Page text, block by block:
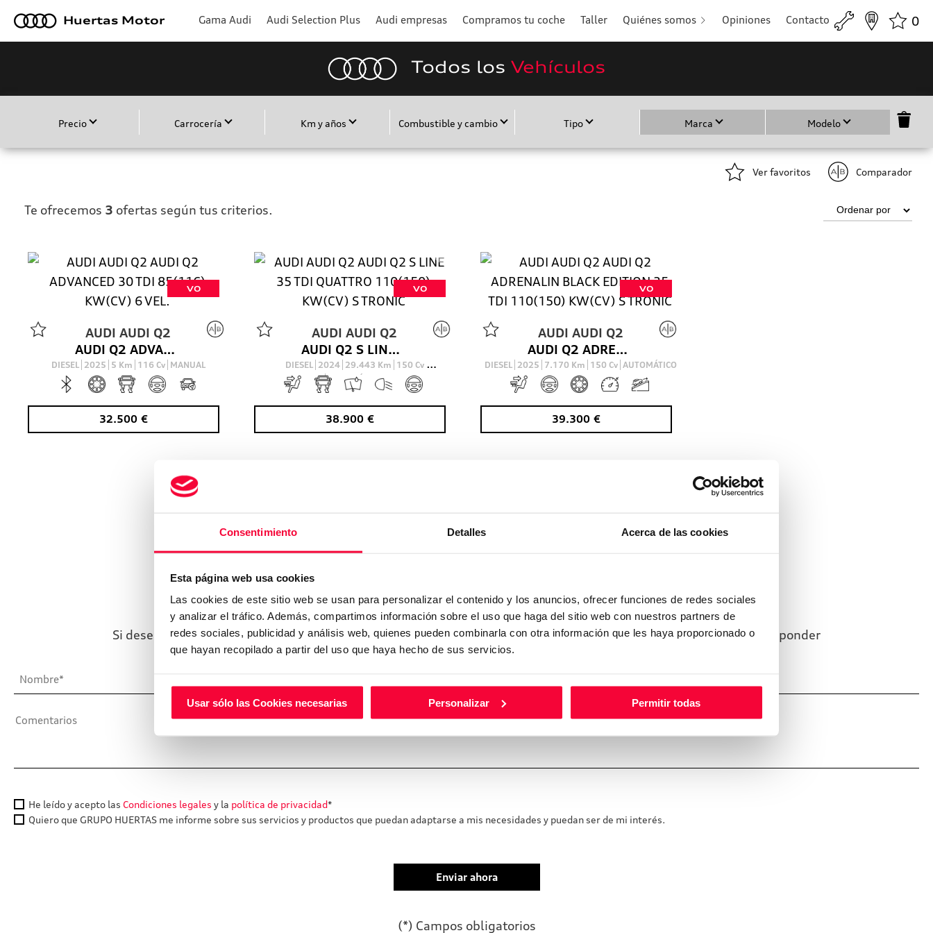
Consentimiento Detalles Acerca de las cookies
Esta página web usa cookies
Las cookies de este sitio web se usan para personalizar el contenido y los anuncios, ofrecer funciones de redes sociales
y analizar el tráfico. Además, compartimos información sobre el uso que haga del sitio web con nuestros partners de
redes sociales, publicidad y análisis web, quienes pueden combinarla con otra información que les haya proporcionado o
que hayan recopilado a partir del uso que haya hecho de sus servicios.
Usar sólo las Cookies necesarias Personalizar Permitir todas
a Huertas Motor Gama Audi Audi Selection Plus Audi empresas Compramos tu coche Taller Quiénes somos Opiniones Contacto 0
Todos los Vehículos
Precio Carrocería Km y años Combustible y cambio Tipo Marca Modelo
Ver favoritos Comparador
Te ofrecemos 3 ofertas según tus criterios.
VO
AUDI AUDI Q2
AUDI Q2 ADVANCED 30 TDI 85(116) KW(CV) 6 VEL.
DIESEL 2025 5 Km 116 Cv MANUAL
32.500 €
VO
AUDI AUDI Q2
AUDI Q2 S LINE 35 TDI QUATTRO 110(150) KW(CV) S TRONIC
DIESEL 2024 29.443 Km 150 Cv
AUTOMÁTICO
38.900 €
VO
AUDI AUDI Q2
AUDI Q2 ADRENALIN BLACK EDITION 35 TDI 110(150) KW(CV) S TRONIC
DIESEL 2025 7.170 Km 150 Cv AUTOMÁTICO
39.300 €
¿No encuentra lo que busca?
Si desea ponerse en contacto con nosotros rellene el siguiente formulario y envíenoslo. Seremos muy rápido en responder
He leído y acepto las Condiciones legales y la política de privacidad*
Quiero que GRUPO HUERTAS me informe sobre sus servicios y productos que puedan adaptarse a mis necesidades y puedan ser de mi interés.
(*) Campos obligatorios